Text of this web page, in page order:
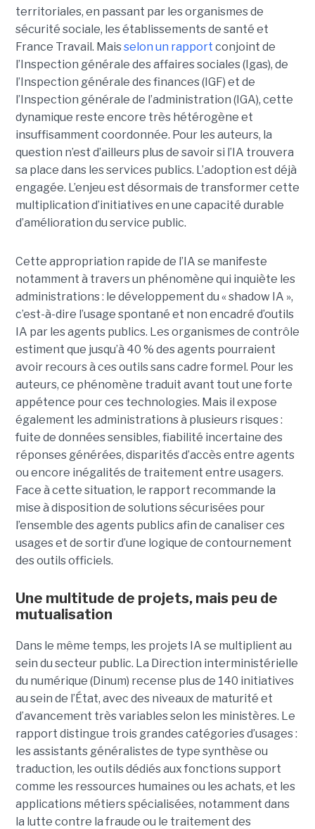
territoriales, en passant par les organismes de
sécurité sociale, les établissements de santé et
France Travail. Maisselon un rapport conjoint de
l’Inspection générale des affaires sociales (Igas), de
l’Inspection générale des finances (IGF) et de
l’Inspection générale de l’administration (IGA), cette
dynamique reste encore très hétérogène et
insuffisamment coordonnée. Pour les auteurs, la
question n’est d’ailleurs plus de savoir si l’IA trouvera
sa place dans les services publics. L’adoption est déjà
engagée. L’enjeu est désormais de transformer cette
multiplication d’initiatives en une capacité durable
d’amélioration du service public.
Cette appropriation rapide de l’IA se manifeste
notamment à travers un phénomène qui inquiète les
administrations : le développement du « shadow IA »,
c’est-à-dire l’usage spontané et non encadré d’outils
IA par les agents publics. Les organismes de contrôle
estiment que jusqu’à 40 % des agents pourraient
avoir recours à ces outils sans cadre formel. Pour les
auteurs, ce phénomène traduit avant tout une forte
appétence pour ces technologies. Mais il expose
également les administrations à plusieurs risques :
fuite de données sensibles, fiabilité incertaine des
réponses générées, disparités d’accès entre agents
ou encore inégalités de traitement entre usagers.
Face à cette situation, le rapport recommande la
mise à disposition de solutions sécurisées pour
l’ensemble des agents publics afin de canaliser ces
usages et de sortir d’une logique de contournement
des outils officiels.
Une multitude de projets, mais peu de
mutualisation
Dans le même temps, les projets IA se multiplient au
sein du secteur public. La Direction interministérielle
du numérique (Dinum) recense plus de 140 initiatives
au sein de l’État, avec des niveaux de maturité et
d’avancement très variables selon les ministères. Le
rapport distingue trois grandes catégories d’usages :
les assistants généralistes de type synthèse ou
traduction, les outils dédiés aux fonctions support
comme les ressources humaines ou les achats, et les
applications métiers spécialisées, notamment dans
la lutte contre la fraude ou le traitement des